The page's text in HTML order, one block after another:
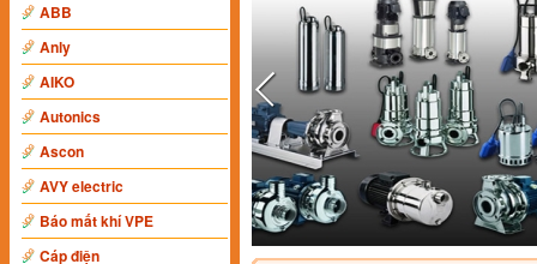
ABB
Anly
AIKO
Autonics
Ascon
AVY electric
Báo mất khí VPE
Cáp điện